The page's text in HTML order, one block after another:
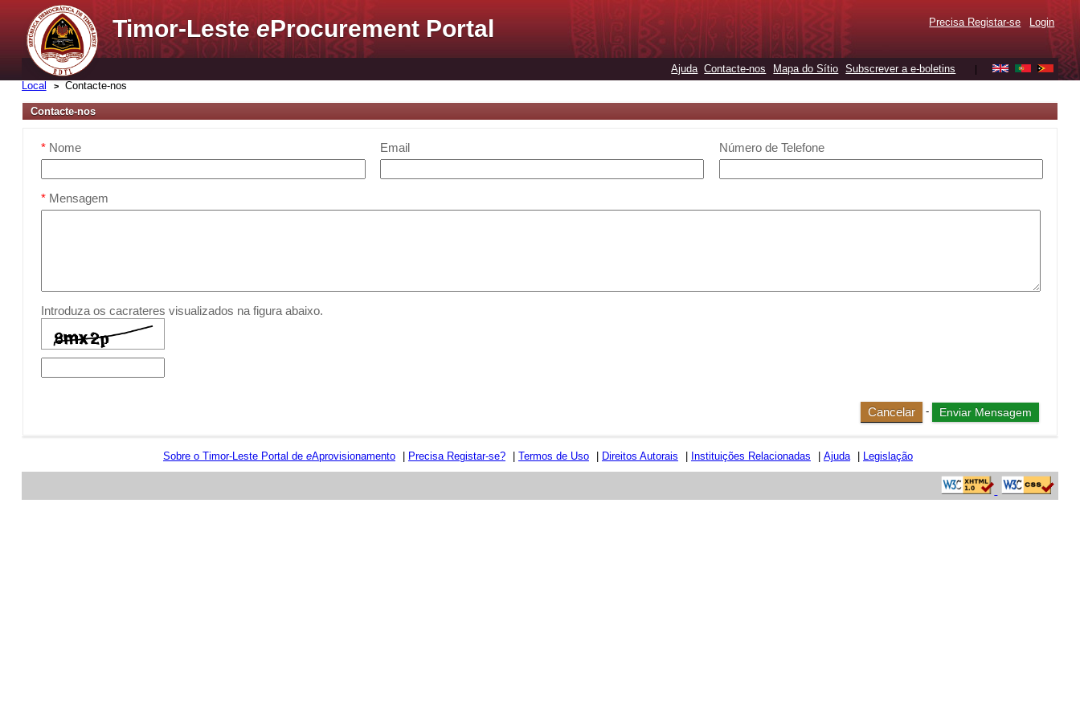
Timor-LesteeProcurement Portal Precisa Registar-se Login
Ajuda Contacte-nos Mapa do Sítio Subscrever a e-boletins
Local Contacte-nos
Contacte-nos
* Nome Email Número de Telefone
* Mensagem
Introduza os cacrateres visualizados na figura abaixo.
Cancelar -
Sobre o Timor-Leste Portal de eAprovisionamento | Precisa Registar-se? | Termos de Uso | Direitos Autorais | Instituições Relacionadas | Ajuda | Legislação